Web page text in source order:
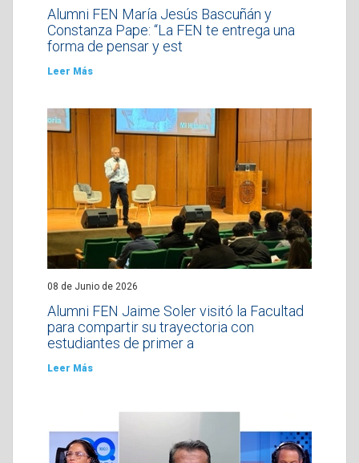
Alumni FEN María Jesús Bascuñán y
Constanza Pape: “La FEN te entrega una
forma de pensar y est
Leer Más
08 de Junio de 2026
Alumni FEN Jaime Soler visitó la Facultad
para compartir su trayectoria con
estudiantes de primer a
Leer Más